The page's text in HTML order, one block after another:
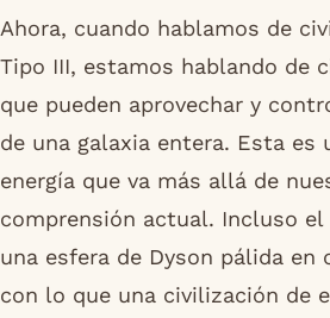
Ahora, cuando hablamos de
Tipo III, estamos hablando de
que pueden aprovechar y
de una galaxia entera. Esta es
energía que va más allá de
comprensión actual. Incluso
una esfera de Dyson pálida en
con lo que una civilización de